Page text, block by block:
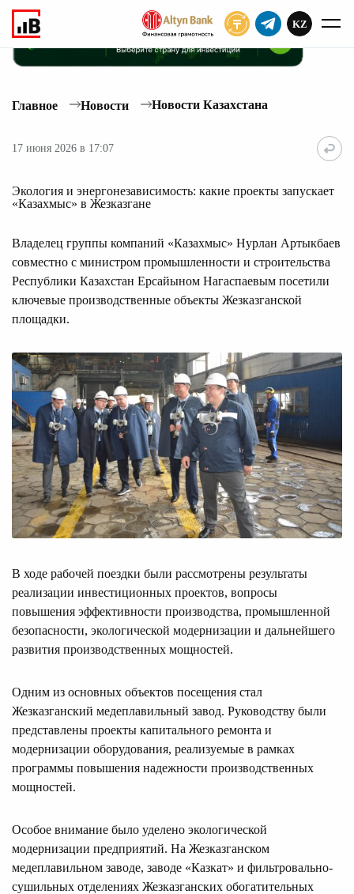
KZ
Главное Новости Новости Казахстана
17 июня 2026 в 17:07
Экология и энергонезависимость: какие проекты запускает
«Казахмыс» в Жезказгане
Владелец группы компаний «Казахмыс» Нурлан Артыкбаев
совместно с министром промышленности и строительства
Республики Казахстан Ерсайыном Нагаспаевым посетили
ключевые производственные объекты Жезказганской
площадки.
В ходе рабочей поездки были рассмотрены результаты
реализации инвестиционных проектов, вопросы
повышения эффективности производства, промышленной
безопасности, экологической модернизации и дальнейшего
развития производственных мощностей.
Одним из основных объектов посещения стал
Жезказганский медеплавильный завод. Руководству были
представлены проекты капитального ремонта и
модернизации оборудования, реализуемые в рамках
программы повышения надежности производственных
мощностей.
Особое внимание было уделено экологической
модернизации предприятий. На Жезказганском
медеплавильном заводе, заводе «Казкат» и фильтровально-
сушильных отделениях Жезказганских обогатительных